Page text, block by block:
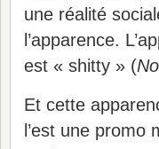
une réalité
l’apparence.
est « shitty » (
Et cette
l’est une